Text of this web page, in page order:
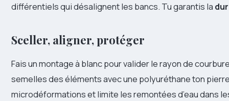
différentiels qui désalignent les bancs. Tu garantis la
Sceller, aligner, protéger
Fais un montage à blanc pour valider le rayon de
semelles des éléments avec une polyuréthane ton
microdéformations et limite les remontées d’eau dans